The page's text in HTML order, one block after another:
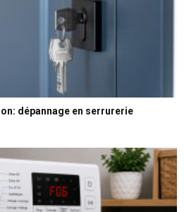
dépannage en serrurerie